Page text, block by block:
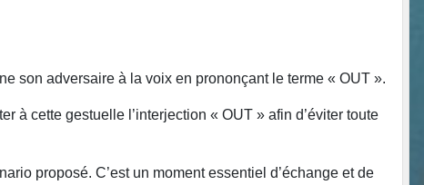
son adversaire à la voix en prononçant le terme « OUT ».
à cette gestuelle l’interjection « OUT » afin d’éviter toute
proposé. C’est un moment essentiel d’échange et de